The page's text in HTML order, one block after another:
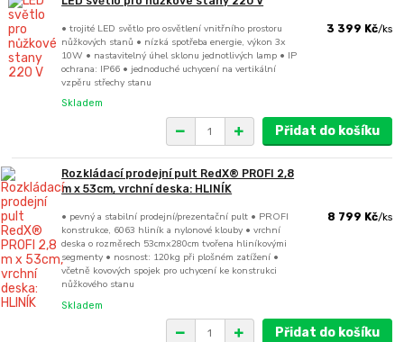
• trojité LED světlo pro osvětlení vnitřního prostoru
nůžkových stanů • nízká spotřeba energie, výkon 3x
10W • nastavitelný úhel sklonu jednotlivých lamp • IP
ochrana: IP66 • jednoduché uchycení na vertikální
vzpěru střechy stanu
3 399 Kč/ks
Skladem
Přidat do košíku
Rozkládací prodejní pult RedX® PROFI 2,8
m x 53cm, vrchní deska: HLINÍK
• pevný a stabilní prodejní/prezentační pult • PROFI
konstrukce, 6063 hliník a nylonové klouby • vrchní
deska o rozměrech 53cmx280cm tvořena hliníkovými
segmenty • nosnost: 120kg při plošném zatížení •
včetně kovových spojek pro uchycení ke konstrukci
nůžkového stanu
8 799 Kč/ks
Skladem
Přidat do košíku